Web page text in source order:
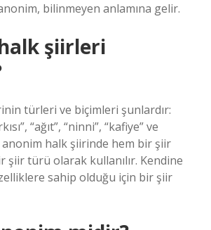
bilinmeyen anlamına gelir.
şiirleri
türleri ve biçimleri şunlardır:
“ağıt”, “ninni”, “kafiye” ve
anonim halk şiirinde hem bir şiir
şiir türü olarak kullanılır. Kendine
sahip olduğu için bir şiir